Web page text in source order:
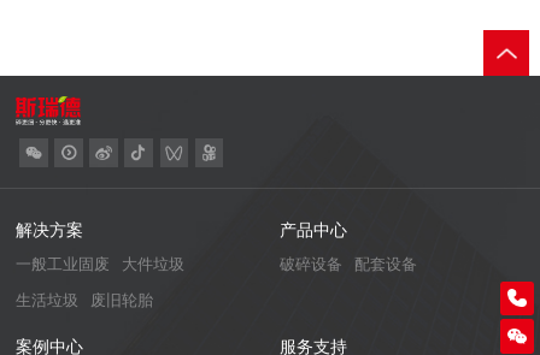
解决方案
一般工业固废
大件垃圾
生活垃圾
废旧轮胎
产品中心
破碎设备 配套设备
案例中心 服务支持